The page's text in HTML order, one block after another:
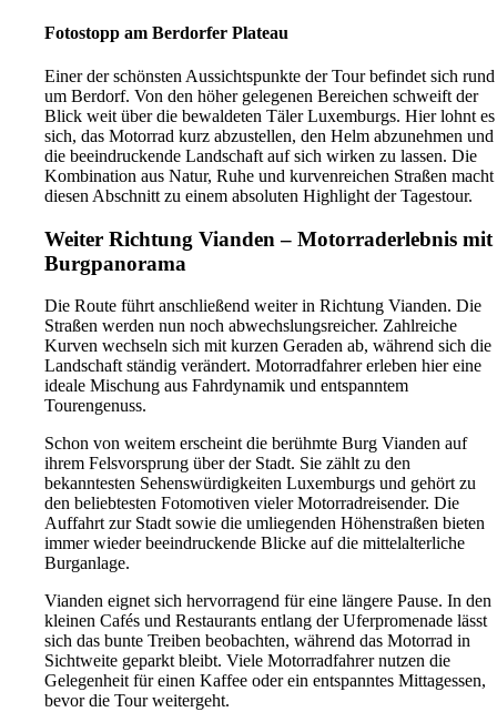
Fotostopp am Berdorfer Plateau
Einer der schönsten Aussichtspunkte der Tour befindet sich rund
um Berdorf. Von den höher gelegenen Bereichen schweift der
Blick weit über die bewaldeten Täler Luxemburgs. Hier lohnt es
sich, das Motorrad kurz abzustellen, den Helm abzunehmen und
die beeindruckende Landschaft auf sich wirken zu lassen. Die
Kombination aus Natur, Ruhe und kurvenreichen Straßen macht
diesen Abschnitt zu einem absoluten Highlight der Tagestour.
Weiter Richtung Vianden – Motorraderlebnis mit
Burgpanorama
Die Route führt anschließend weiter in Richtung Vianden. Die
Straßen werden nun noch abwechslungsreicher. Zahlreiche
Kurven wechseln sich mit kurzen Geraden ab, während sich die
Landschaft ständig verändert. Motorradfahrer erleben hier eine
ideale Mischung aus Fahrdynamik und entspanntem
Tourengenuss.
Schon von weitem erscheint die berühmte Burg Vianden auf
ihrem Felsvorsprung über der Stadt. Sie zählt zu den
bekanntesten Sehenswürdigkeiten Luxemburgs und gehört zu
den beliebtesten Fotomotiven vieler Motorradreisender. Die
Auffahrt zur Stadt sowie die umliegenden Höhenstraßen bieten
immer wieder beeindruckende Blicke auf die mittelalterliche
Burganlage.
Vianden eignet sich hervorragend für eine längere Pause. In den
kleinen Cafés und Restaurants entlang der Uferpromenade lässt
sich das bunte Treiben beobachten, während das Motorrad in
Sichtweite geparkt bleibt. Viele Motorradfahrer nutzen die
Gelegenheit für einen Kaffee oder ein entspanntes Mittagessen,
bevor die Tour weitergeht.